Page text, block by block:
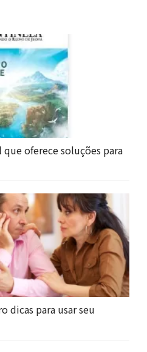
oferece soluções para
dicas para usar seu